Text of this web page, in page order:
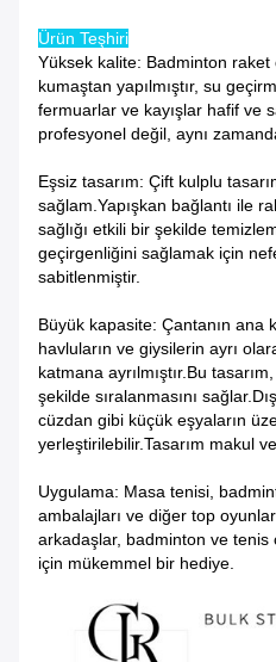
Ürün Teşhiri
Yüksek kalite: Badminton raket
kumaştan yapılmıştır, su
fermuarlar ve kayışlar hafif ve
profesyonel değil, aynı
Eşsiz tasarım: Çift kulplu
sağlam.Yapışkan bağlantı ile
sağlığı etkili bir şekilde
geçirgenliğini sağlamak için
sabitlenmiştir.
Büyük kapasite: Çantanın ana
havluların ve giysilerin ayrı
katmana ayrılmıştır.Bu
şekilde sıralanmasını
cüzdan gibi küçük eşyaların
yerleştirilebilir.Tasarım makul
Uygulama: Masa tenisi,
ambalajları ve diğer top
arkadaşlar, badminton ve tenis
için mükemmel bir hediye.